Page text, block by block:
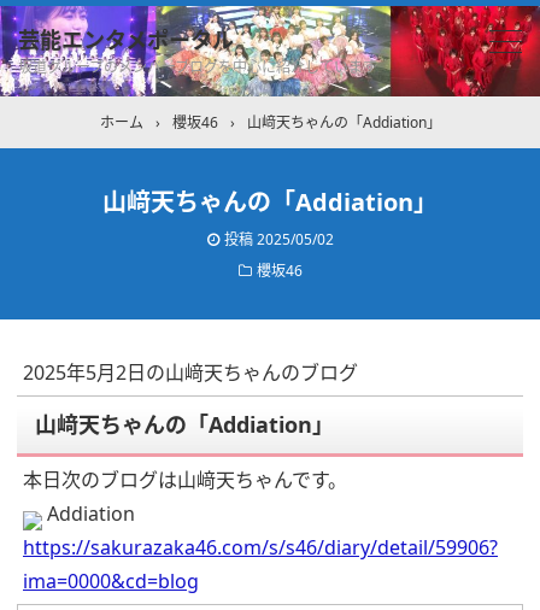
芸能エンタメポータル
坂道グループのメンバーブログを中心に紹介しています
ホーム › 櫻坂46 › 山﨑天ちゃんの「Addiation」
山﨑天ちゃんの「Addiation」
投稿2025/05/02
櫻坂46
2025年5月2日の山﨑天ちゃんのブログ
山﨑天ちゃんの「Addiation」
本日次のブログは山﨑天ちゃんです。
Addiation
https://sakurazaka46.com/s/s46/diary/detail/59906?
ima=0000&cd=blog